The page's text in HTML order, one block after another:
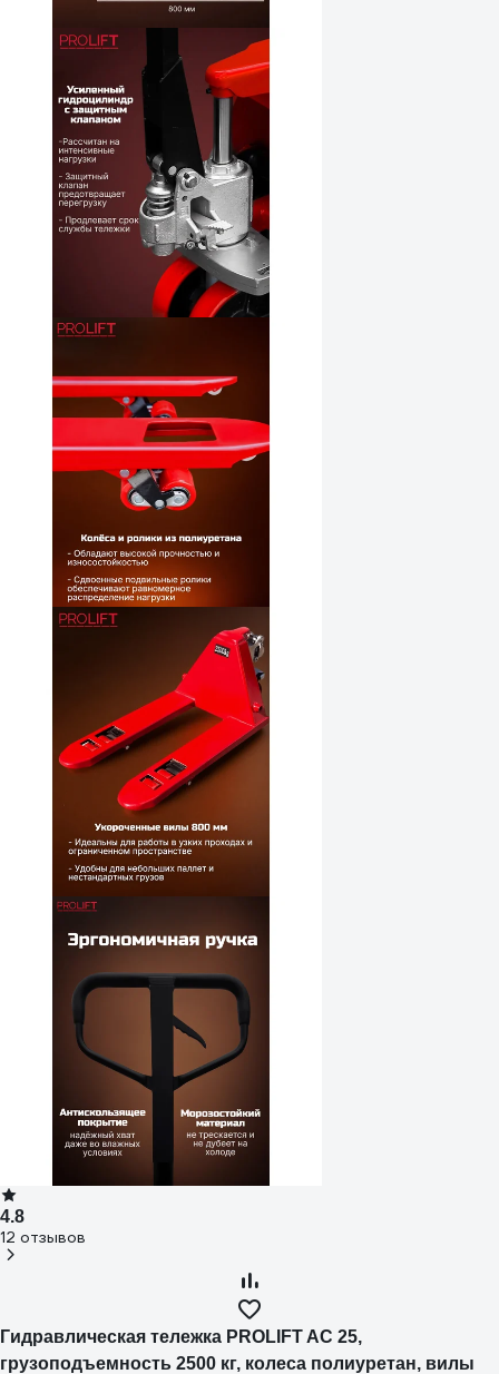
4.8
12 отзывов
Гидравлическая тележка PROLIFT AC 25,
грузоподъемность 2500 кг, колеса полиуретан, вилы